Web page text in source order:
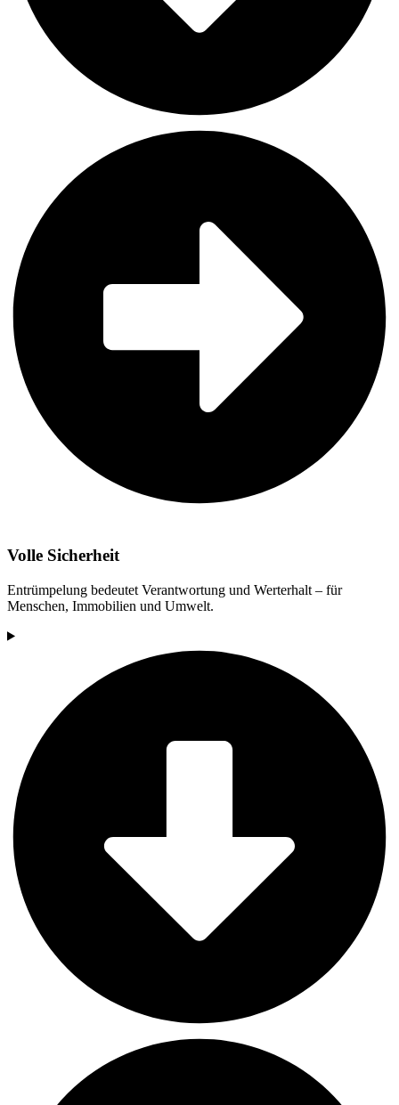
Volle Sicherheit
Entrümpelung bedeutet Verantwortung und Werterhalt – für
Menschen, Immobilien und Umwelt.